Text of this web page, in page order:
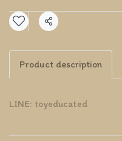
แชร์
Product description
LINE: toyeducated